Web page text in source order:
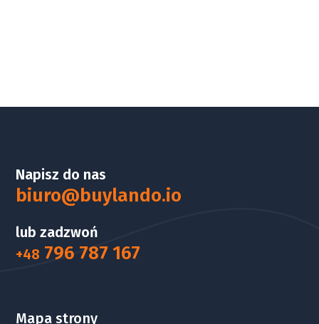
Napisz do nas
biuro@buylando.io
lub zadzwoń
+48 796 787 167
Mapa strony